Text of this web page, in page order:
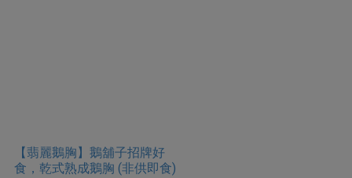
【翡麗鵝胸】鵝舖子招牌好
食，乾式熟成鵝胸 (非供即食)